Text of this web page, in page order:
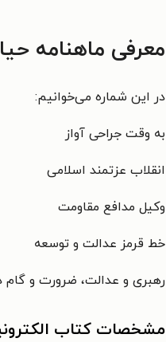
معرفی ماهنامه حیات ـ
در این شماره می‌خوانیم:
به وقت جراحی آواز
انقلاب عزتمند اسلامی
وکیل مدافع مقاومت
خط قرمز عدالت و توسعه
رهبری و عدالت، ضرورت و گام
مشخصات کتاب